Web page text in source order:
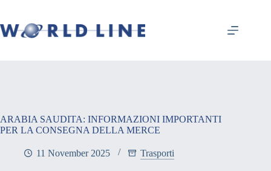
ARABIA SAUDITA: INFORMAZIONI IMPORTANTI
PER LA CONSEGNA DELLA MERCE
11 November 2025 Trasporti